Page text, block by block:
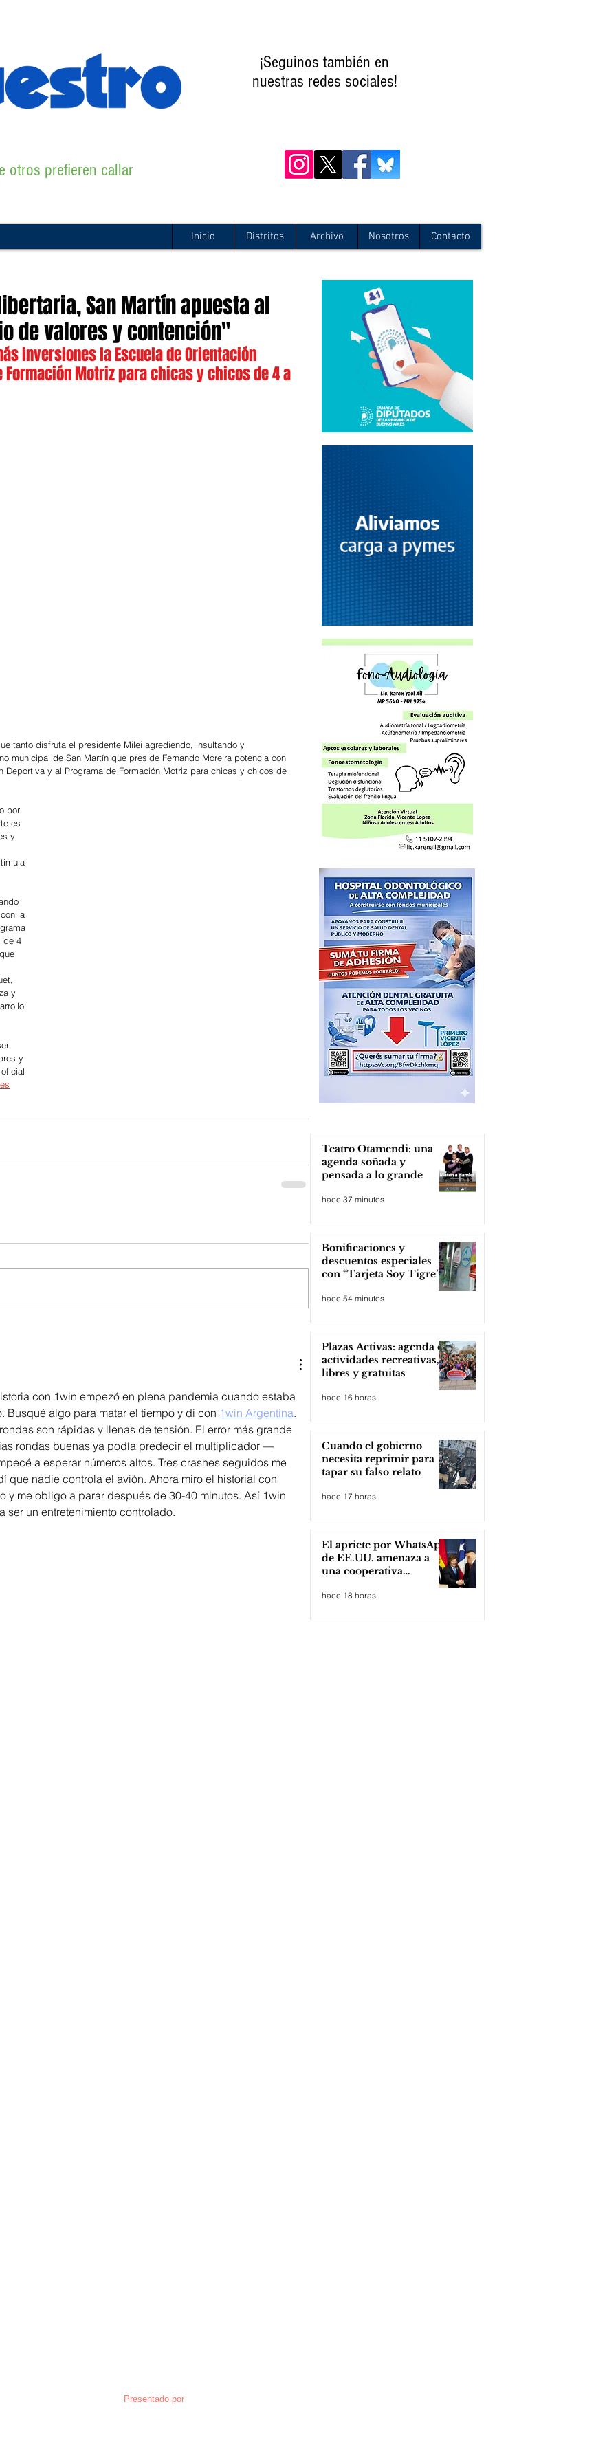
¡Seguinos también en
nuestras redes sociales!
otros prefieren callar
Inicio Distritos Archivo Nosotros Contacto
San Martín apuesta al
de valores y contención"
inversiones la Escuela de Orientación
Motriz para chicas y chicos de 4 a
tanto disfruta el presidente Milei agrediendo, insultando y
municipal de San Martín que preside Fernando Moreira potencia con
Deportiva y al Programa de Formación Motriz para chicas y chicos de
por
es
y
la
de 4
y
y
con 1win empezó en plena pandemia cuando estaba
Busqué algo para matar el tiempo y di con 1win Argentina.
son rápidas y llenas de tensión. El error más grande
rondas buenas ya podía predecir el multiplicador —
a esperar números altos. Tres crashes seguidos me
que nadie controla el avión. Ahora miro el historial con
y me obligo a parar después de 30-40 minutos. Así 1win
ser un entretenimiento controlado.
Teatro Otamendi: una
agenda soñada y
pensada a lo grande
hace 37 minutos
Bonificaciones y
descuentos especiales
con “Tarjeta Soy Tigre”
hace 54 minutos
Plazas Activas: agenda de
actividades recreativas,
libres y gratuitas
hace 16 horas
Cuando el gobierno
necesita reprimir para
tapar su falso relato
hace 17 horas
El apriete por WhatsApp
de EE.UU. amenaza a
una cooperativa
argentina para boicotear
a Huawei
hace 18 horas
Presentado por